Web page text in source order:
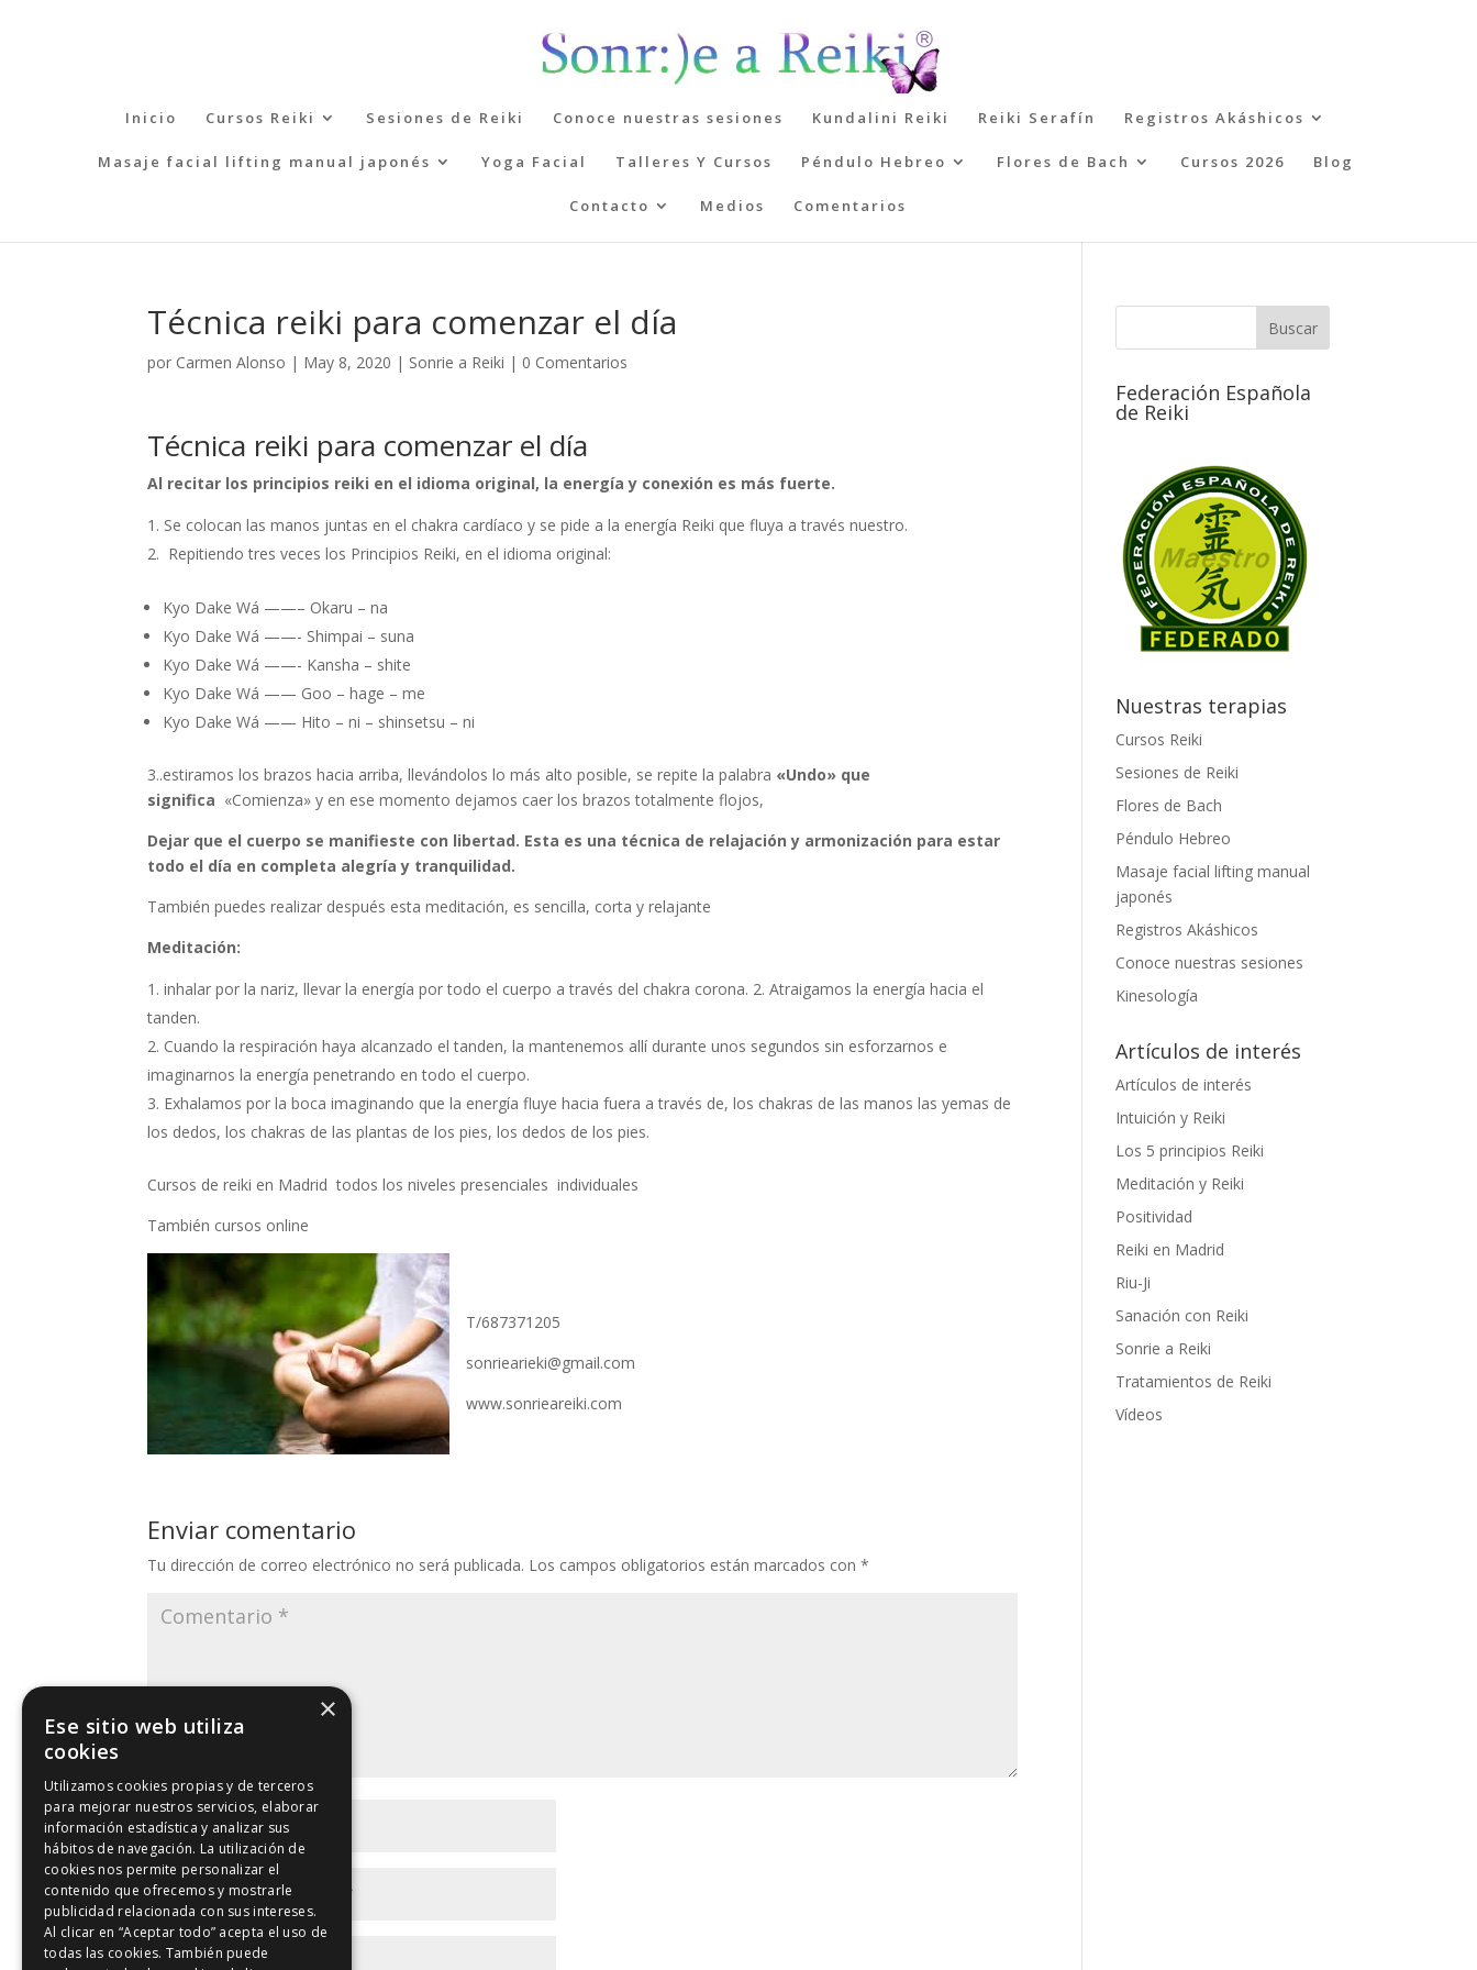
Inicio Cursos Reiki Sesiones de Reiki Conoce nuestras sesiones Kundalini Reiki Reiki Serafín Registros Akáshicos
Masaje facial lifting manual japonés Yoga Facial Talleres Y Cursos Péndulo Hebreo Flores de Bach Cursos 2026 Blog
Contacto Medios Comentarios
Técnica reiki para comenzar el día
por Carmen Alonso | May 8, 2020 | Sonrie a Reiki | 0 Comentarios
Técnica reiki para comenzar el día
Al recitar los principios reiki en el idioma original, la energía y conexión es más fuerte.
Se colocan las manos juntas en el chakra cardíaco y se pide a la energía Reiki que fluya a través nuestro.
Repitiendo tres veces los Principios Reiki, en el idioma original:
Kyo Dake Wá ——– Okaru – na
Kyo Dake Wá ——- Shimpai – suna
Kyo Dake Wá ——- Kansha – shite
Kyo Dake Wá —— Goo – hage – me
Kyo Dake Wá —— Hito – ni – shinsetsu – ni
3..estiramos los brazos hacia arriba, llevándolos lo más alto posible, se repite la palabra «Undo» que
significa «Comienza» y en ese momento dejamos caer los brazos totalmente flojos,
Dejar que el cuerpo se manifieste con libertad. Esta es una técnica de relajación y armonización para estar
todo el día en completa alegría y tranquilidad.
También puedes realizar después esta meditación, es sencilla, corta y relajante
Meditación:
inhalar por la nariz, llevar la energía por todo el cuerpo a través del chakra corona. 2. Atraigamos la energía hacia el
tanden.
Cuando la respiración haya alcanzado el tanden, la mantenemos allí durante unos segundos sin esforzarnos e
imaginarnos la energía penetrando en todo el cuerpo.
Exhalamos por la boca imaginando que la energía fluye hacia fuera a través de, los chakras de las manos las yemas de
los dedos, los chakras de las plantas de los pies, los dedos de los pies.
Cursos de reiki en Madrid todos los niveles presenciales individuales
También cursos online
T/687371205
sonriearieki@gmail.com
www.sonrieareiki.com
Enviar comentario
Tu dirección de correo electrónico no será publicada. Los campos obligatorios están marcados con*
Federación Española
de Reiki
Nuestras terapias
Cursos Reiki
Sesiones de Reiki
Flores de Bach
Péndulo Hebreo
Masaje facial lifting manual
japonés
Registros Akáshicos
Conoce nuestras sesiones
Kinesología
Artículos de interés
Artículos de interés
Intuición y Reiki
Los 5 principios Reiki
Meditación y Reiki
Positividad
Reiki en Madrid
Riu-Ji
Sanación con Reiki
Sonrie a Reiki
Tratamientos de Reiki
Vídeos
×
Ese sitio web utiliza
cookies
Utilizamos cookies propias y de terceros
para mejorar nuestros servicios, elaborar
información estadística y analizar sus
hábitos de navegación. La utilización de
cookies nos permite personalizar el
contenido que ofrecemos y mostrarle
publicidad relacionada con sus intereses.
Al clicar en “Aceptar todo” acepta el uso de
todas las cookies. También puede